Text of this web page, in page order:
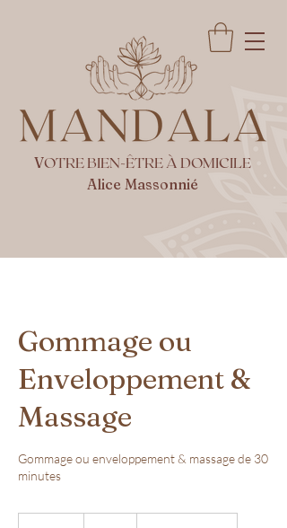
VOTRE BIEN-ÊTRE À DOMICILE
Alice Massonnié
Gommage ou
Enveloppement &
Massage
Gommage ou enveloppement & massage de 30
minutes